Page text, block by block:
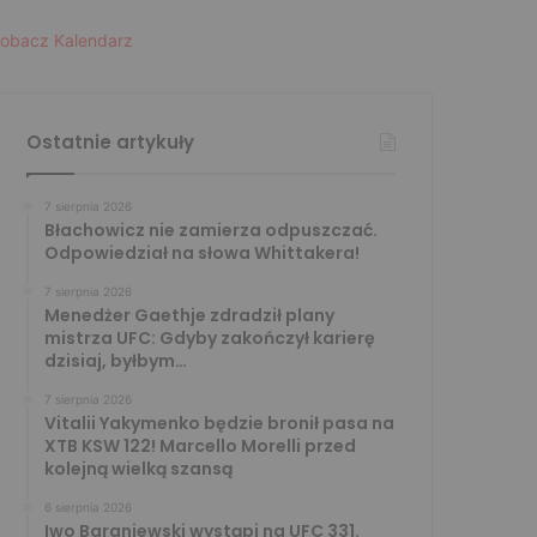
Kalendarz
Ostatnie artykuły
7 sierpnia 2026
Błachowicz nie zamierza odpuszczać.
Odpowiedział na słowa Whittakera!
7 sierpnia 2026
Menedżer Gaethje zdradził plany
mistrza UFC: Gdyby zakończył karierę
dzisiaj, byłbym…
7 sierpnia 2026
Vitalii Yakymenko będzie bronił pasa na
XTB KSW 122! Marcello Morelli przed
kolejną wielką szansą
6 sierpnia 2026
Iwo Baraniewski wystąpi na UFC 331.